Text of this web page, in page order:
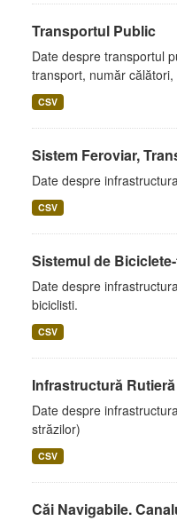
Transportul Public
Date despre transportul
transport, număr
CSV
Sistem Feroviar,
Date despre
CSV
Sistemul de
Date despre
biciclisti.
CSV
Infrastructură Rutieră
Date despre
străzilor)
CSV
Căi Navigabile.